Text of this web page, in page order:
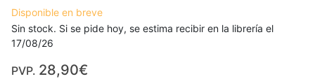
Disponible en breve
Sin stock. Si se pide hoy, se estima recibir en la librería el
17/08/26
PVP. 28,90€